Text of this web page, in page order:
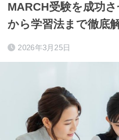
MARCH受験を成功
から学習法まで徹底
2026年3月25日